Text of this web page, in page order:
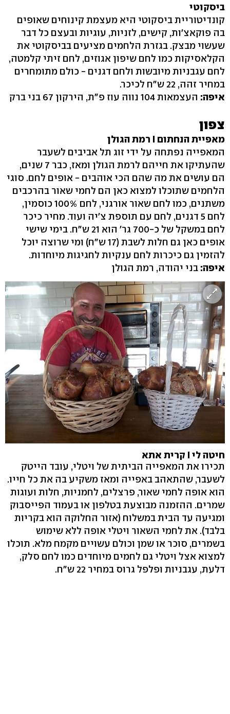
ביסקוטי
קונדיטוריית ביסקוטי היא מעצמת קינוחים שאופים
בה פוקאצ׳ות, קישים, לזניות, עוגיות ובעצם כל דבר
שעשוי מבצק. בגזרת הלחמים מציעים בביסקוטי את
הקלאסיקות כמו לחם שיפון אגוזים, לחם זיתי קלמטה,
לחם עגבניות מיובשות ולחם דגנים - כולם מתומחרים
במחיר זהה, 22 ש״ח לכיכר.
איפה: העצמאות 104 נווה עוז פ״ת, הירקון 67 בני ברק
צפון
מאפיית הנחתום I רמת הגולן
המאפייה נפתחה על ידי זוג תל אביבים לשעבר
שהעתיקו את חייהם לרמת הגולן ומאז, כבר 7 שנים,
הם עושים את מה שהם הכי אוהבים - אופים לחם. סוגי
הלחמים שתוכלו למצוא כאן הם לחמי שאור בהרכבים
משתנים, כמו לחם שאור אורגני, לחם 100% כוסמין,
לחם 5 דגנים, לחם עם תוספת צ'יה ועוד. מחיר כיכר
לחם במשקל של כ-700 גר' הוא 21 ש"ח. בימי שישי
אופים כאן גם חלות לשבת (17 ש"ח) ומי שרוצה יוכל
להזמין גם כיכרות לחם ענקיות לחגיגות מיוחדות.
איפה: בני יהודה, רמת הגולן
חיטה לי I קרית אתא
תכירו את המאפייה הביתית של ויטלי, עובד הייטק
לשעבר, שהתאהב באפייה ומאז משקיע בה את כל חייו.
הוא אופה לחמי שאור, פרצלים, לחמניות, חלות ועוגות
שמרים. ההזמנה מבוצעת בטלפון או בעמוד הפייסבוק
ומגיעה עד הבית במשלוח (אזור החלוקה הוא בקריות
בלבד). את לחמי השאור ויטלי אופה ללא שימוש
בשמרים, סוכר או שמן וכולם עשויים מקמח מלא. תוכלו
למצוא אצל ויטלי גם לחמים מיוחדים כמו לחם סלק,
דלעת, עגבניות ופלפל גרוס במחיר 22 ש"ח.